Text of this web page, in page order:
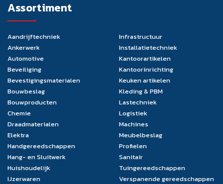
Assortiment
Aandrijftechniek
Ankerwerk
Automotive
Beveiliging
Bevestigingsmaterialen
Bouwbeslag
Bouwproducten
Chemie
Draadmaterialen
Elektra
Handgereedschappen
Hang- en Sluitwerk
Huishoudelijk
IJzerwaren
Infrastructuur
Installatietechniek
Kantoorartikelen
Kantoorinrichting
Keuken artikelen
Kleding & PBM
Lastechniek
Logistiek
Machines
Meubelbeslag
Profielen
Sanitair
Tuingereedschappen
Verspanende gereedschappen